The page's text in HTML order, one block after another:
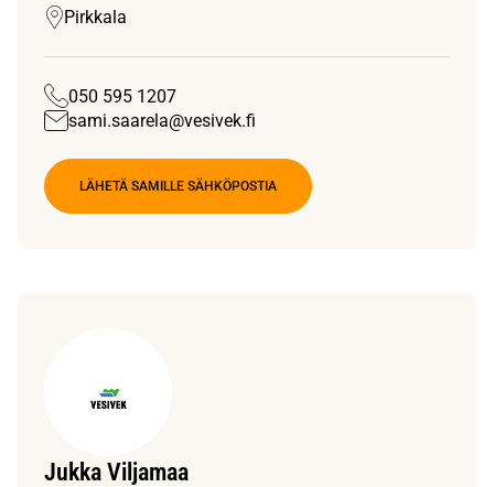
Pirkkala
050 595 1207
sami.saarela@vesivek.fi
LÄHETÄ SAMILLE SÄHKÖPOSTIA
Jukka Viljamaa